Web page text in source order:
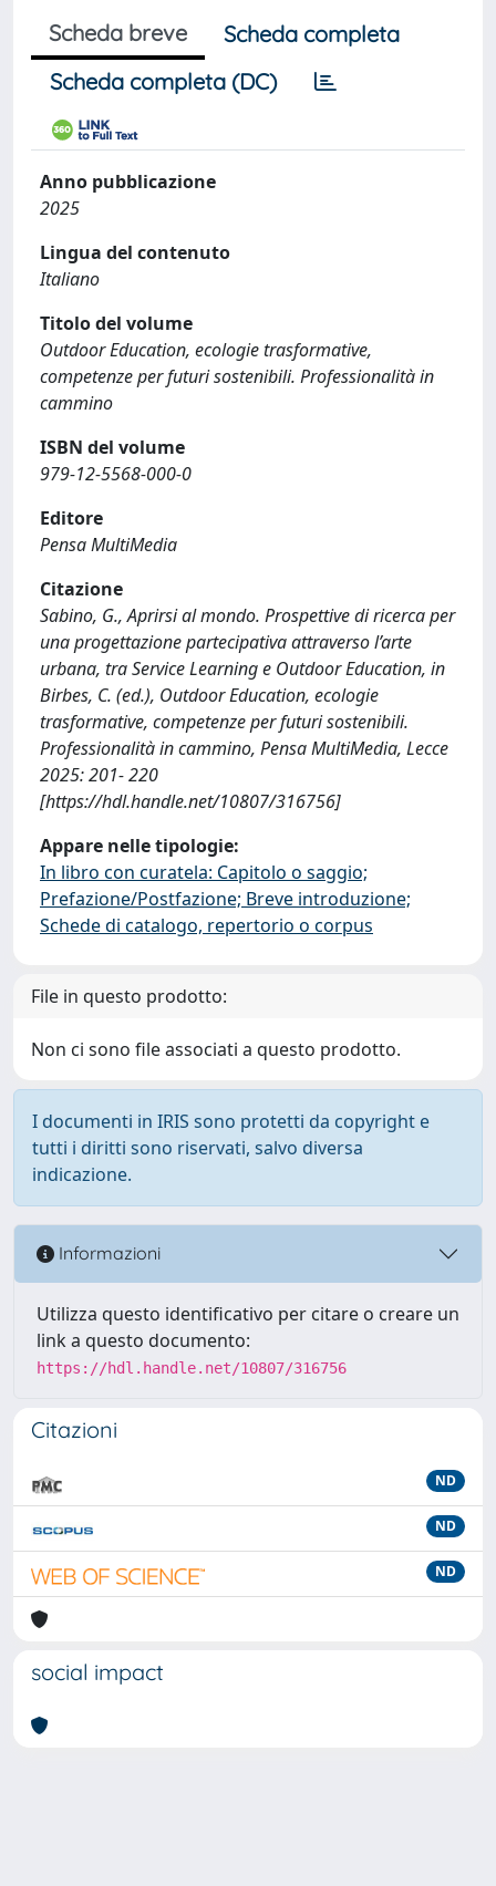
Scheda breve
Scheda completa
Scheda completa (DC)
Anno pubblicazione
2025
Lingua del contenuto
Italiano
Titolo del volume
Outdoor Education, ecologie trasformative,
competenze per futuri sostenibili. Professionalità in
cammino
ISBN del volume
979‐12‐5568‐000‐0
Editore
Pensa MultiMedia
Citazione
Sabino, G., Aprirsi al mondo. Prospettive di ricerca per
una progettazione partecipativa attraverso l’arte
urbana, tra Service Learning e Outdoor Education, in
Birbes, C. (ed.), Outdoor Education, ecologie
trasformative, competenze per futuri sostenibili.
Professionalità in cammino, Pensa MultiMedia, Lecce
2025: 201- 220
[https://hdl.handle.net/10807/316756]
Appare nelle tipologie:
In libro con curatela: Capitolo o saggio;
Prefazione/Postfazione; Breve introduzione;
Schede di catalogo, repertorio o corpus
File in questo prodotto:
Non ci sono file associati a questo prodotto.
I documenti in IRIS sono protetti da copyright e
tutti i diritti sono riservati, salvo diversa
indicazione.
Informazioni
Utilizza questo identificativo per citare o creare un
link a questo documento:
https://hdl.handle.net/10807/316756
Citazioni
ND
ND
ND
social impact